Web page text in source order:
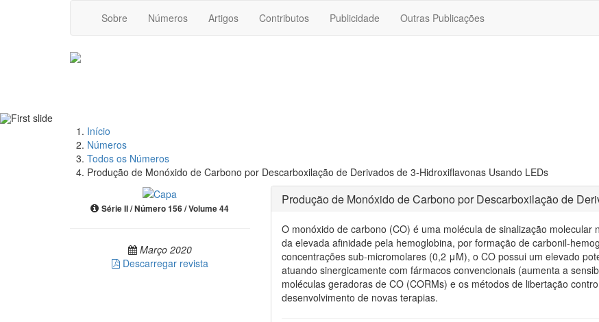
Sobre Números Artigos Contributos Publicidade Outras Publicações
Início
Números
Todos os Números
Produção de Monóxido de Carbono por Descarboxilação de Derivados de 3-Hidroxiflavonas Usando LEDs
Série II / Número 156 / Volume 44
Março 2020
Descarregar revista
Produção de Monóxido de Carbono por Descarboxilação de
O monóxido de carbono (CO) é uma molécula de sinalização
da elevada afinidade pela hemoglobina, por formação de carbonil-
concentrações sub-micromolares (0,2 μM), o CO possui um elevado
atuando sinergicamente com fármacos convencionais (aumenta a
moléculas geradoras de CO (CORMs) e os métodos de libertação
desenvolvimento de novas terapias.